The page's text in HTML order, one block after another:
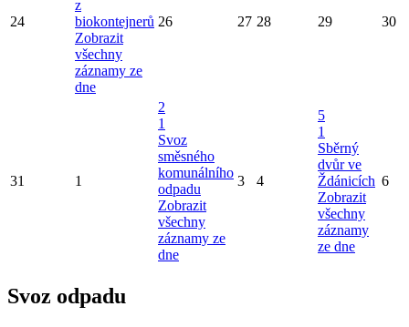
24
z
biokontejnerů
Zobrazit
všechny
záznamy ze
dne
26 27 28 29 30
31 1
2
1
Svoz
směsného
komunálního
odpadu
Zobrazit
všechny
záznamy ze
dne
3 4
5
1
Sběrný
dvůr ve
Ždánicích
Zobrazit
všechny
záznamy
ze dne
6
Svoz odpadu